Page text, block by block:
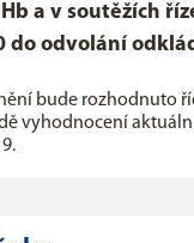
a v soutěžích
do odvolání
bude rozhodnuto
vyhodnocení